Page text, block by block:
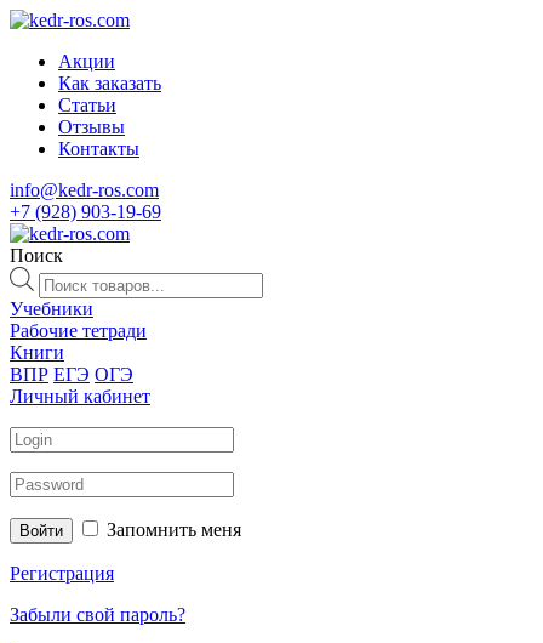
Акции
Как заказать
Статьи
Отзывы
Контакты
info@kedr-ros.com
+7 (928) 903-19-69
Поиск
Поиск
товаров
Учебники
Рабочие тетради
Книги
ВПР ЕГЭ ОГЭ
Личный кабинет
Войти Запомнить меня
Регистрация
Забыли свой пароль?